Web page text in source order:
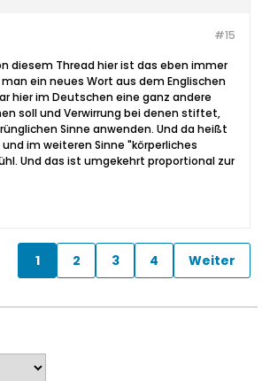
#15
diesem Thread hier ist das eben immer
ein neues Wort aus dem Englischen
hier im Deutschen eine ganz andere
soll und Verwirrung bei denen stiftet,
Sinne anwenden. Und da heißt
im weiteren Sinne "körperliches
Und das ist umgekehrt proportional zur
1 2 3 4 Weiter